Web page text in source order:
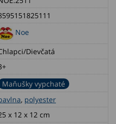
Noe
Dievčatá
Maňušky vypchaté
, polyester
x 12 x 12 cm